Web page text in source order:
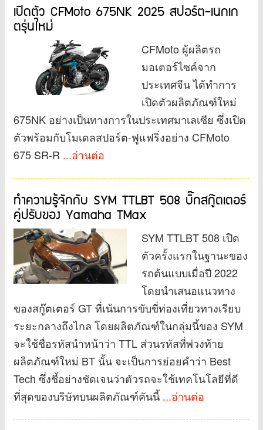
เปิดตัว CFMoto 675NK 2025 สปอร์ต-เนกเก
ตรุ่นใหม่
CFMoto ผู้ผลิตรถ
มอเตอร์ไซค์จาก
ประเทศจีน ได้ทำการ
เปิดตัวผลิตภัณฑ์ใหม่
675NK อย่างเป็นทางการในประเทศมาเลเซีย ซึ่งเปิด
ตัวพร้อมกับโมเดลสปอร์ต-ฟูแฟริ่งอย่าง CFMoto
675 SR-R ...อ่านต่อ
ทำความรู้จักกับ SYM TTLBT 508 บิ๊กสกู๊ตเตอร์
คู่ปรับของ Yamaha TMax
SYM TTLBT 508 เปิด
ตัวครั้งแรกในฐานะของ
รถต้นแบบเมื่อปี 2022
โดยนำเสนอแนวทาง
ของสกู๊ตเตอร์ GT ที่เน้นการขับขี่ท่องเที่ยวทางเรียบ
ระยะกลางถึงไกล โดยผลิตภัณฑ์ในกลุ่มนี้ของ SYM
จะใช้ชื่อรหัสนำหน้าว่า TTL ส่วนรหัสที่พ่วงท้าย
ผลิตภัณฑ์ใหม่ BT นั้น จะเป็นการย่อยคำว่า Best
Tech ซึ่งชี้อย่างชัดเจนว่าตัวรถจะใช้เทคโนโลยีที่ดี
ที่สุดของบริษัทบนผลิตภัณฑ์คันนี้ ...อ่านต่อ